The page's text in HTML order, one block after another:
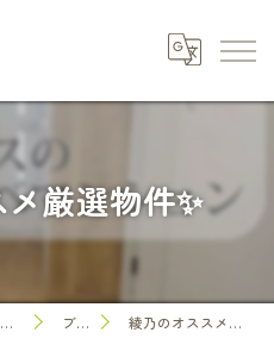
厳選物件✨
大阪の不動産売却なら株式会社リクソラ住宅販売 ブログ 綾乃のオススメ厳選物件✨